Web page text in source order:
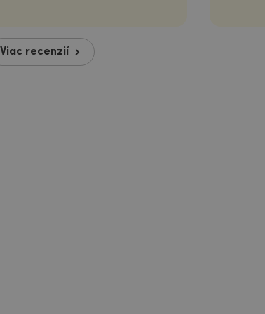
Viac recenzií